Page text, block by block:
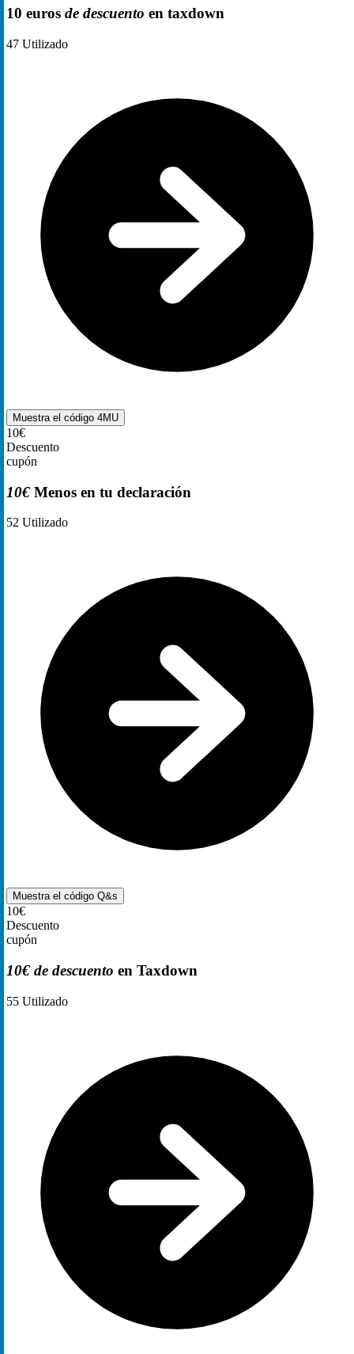
10 euros de descuento en taxdown
47 Utilizado
Muestra el código 4MU
10€
Descuento
cupón
10€ Menos en tu declaración
52 Utilizado
Muestra el código Q&s
10€
Descuento
cupón
10€ de descuento en Taxdown
55 Utilizado